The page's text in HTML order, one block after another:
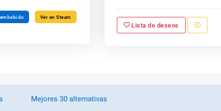
Ver en Steam
Lista de deseos
Mejores 30 alternativas